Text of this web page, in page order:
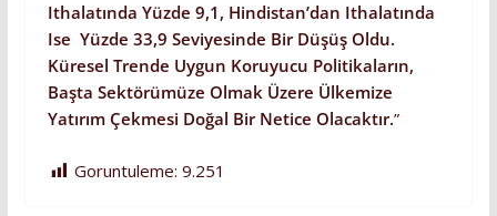
Ithalatında Yüzde 9,1, Hindistan’dan Ithalatında
Ise Yüzde 33,9 Seviyesinde Bir Düşüş Oldu.
Küresel Trende Uygun Koruyucu Politikaların,
Başta Sektörümüze Olmak Üzere Ülkemize
Yatırım Çekmesi Doğal Bir Netice Olacaktır.”
Goruntuleme: 9.251